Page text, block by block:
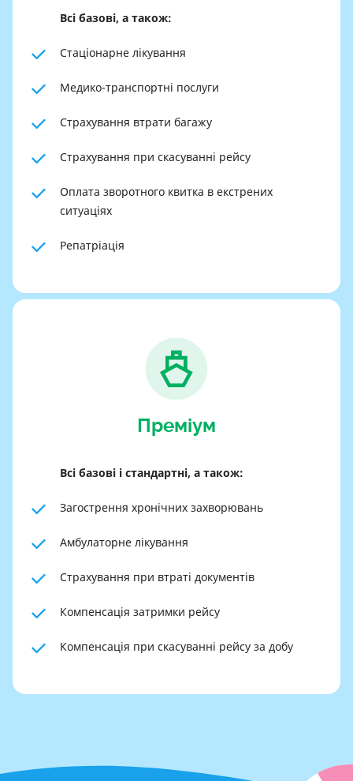
Всі базові, а також:
Стаціонарне лікування
Медико-транспортні послуги
Страхування втрати багажу
Страхування при скасуванні рейсу
Оплата зворотного квитка в екстрених
ситуаціях
Репатріація
Преміум
Всі базові і стандартні, а також:
Загострення хронічних захворювань
Амбулаторне лікування
Страхування при втраті документів
Компенсація затримки рейсу
Компенсація при скасуванні рейсу за добу